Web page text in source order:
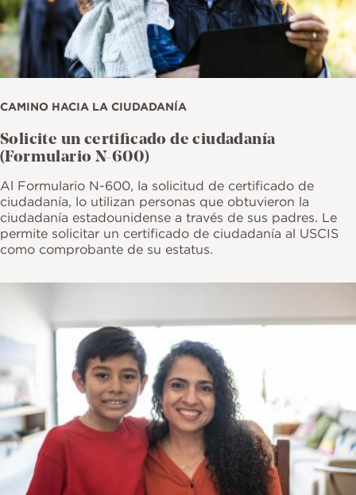
CAMINO HACIA LA CIUDADANÍA
Solicite un certificado de ciudadanía
(Formulario N-600)
Al Formulario N-600, la solicitud de certificado de
ciudadanía, lo utilizan personas que obtuvieron la
ciudadanía estadounidense a través de sus padres. Le
permite solicitar un certificado de ciudadanía al USCIS
como comprobante de su estatus.